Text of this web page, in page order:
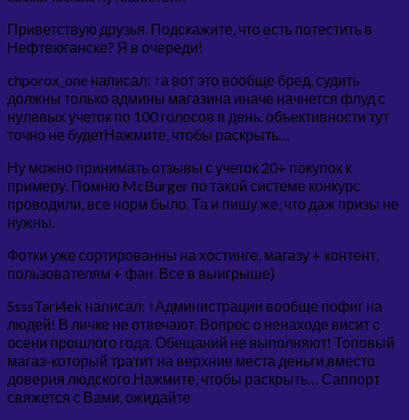
Приветствую друзья. Подскажите, что есть потестить в
Нефтеюганске? Я в очереди!
chporox_one написал: ↑а вот это вообще бред, судить
должны только админы магазина иначе начнется флуд с
нулевых учеток по 100 голосов в день. объективности тут
точно не будетНажмите, чтобы раскрыть…
Ну можно принимать отзывы с учеток 20+ покупок к
примеру. Помню McBurger по такой системе конкурс
проводили, все норм было. Та и пишу же, что даж призы не
нужны.
Фотки уже сортированны на хостинге, магазу + контент,
пользователям + фан. Все в выигрыше)
SsssTari4ek написал: ↑Администрации вообще пофиг на
людей! В личке не отвечают. Вопрос о ненаходе висит с
осени прошлого года. Обещаний не выполняют! Топовый
магаз-который тратит на верхние места деньги,вместо
доверия людского.Нажмите, чтобы раскрыть… Саппорт
свяжется с Вами, ожидайте